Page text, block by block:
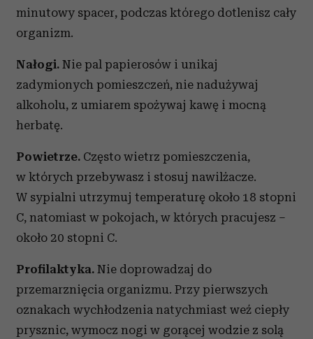
minutowy spacer, podczas którego dotlenisz cały
organizm.
Nałogi. Nie pal papierosów i unikaj
zadymionych pomieszczeń, nie nadużywaj
alkoholu, z umiarem spożywaj kawę i mocną
herbatę.
Powietrze. Często wietrz pomieszczenia,
w których przebywasz i stosuj nawilżacze.
W sypialni utrzymuj temperaturę około 18 stopni
C, natomiast w pokojach, w których pracujesz –
około 20 stopni C.
Profilaktyka. Nie doprowadzaj do
przemarznięcia organizmu. Przy pierwszych
oznakach wychłodzenia natychmiast weź ciepły
prysznic, wymocz nogi w gorącej wodzie z solą